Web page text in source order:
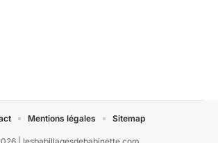
Mentions légales Sitemap